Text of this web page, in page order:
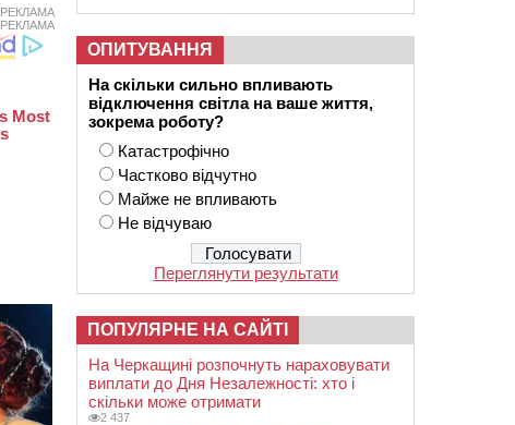
РЕКЛАМА
РЕКЛАМА
ОПИТУВАННЯ
На скільки сильно впливають
відключення світла на ваше життя,
зокрема роботу?
Катастрофічно
Частково відчутно
Майже не впливають
Не відчуваю
Переглянути результати
ПОПУЛЯРНЕ НА САЙТІ
На Черкащині розпочнуть нараховувати
виплати до Дня Незалежності: хто і
скільки може отримати
2 437